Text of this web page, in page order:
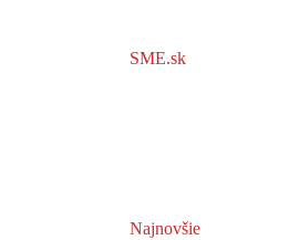
SME.sk
Najnovšie